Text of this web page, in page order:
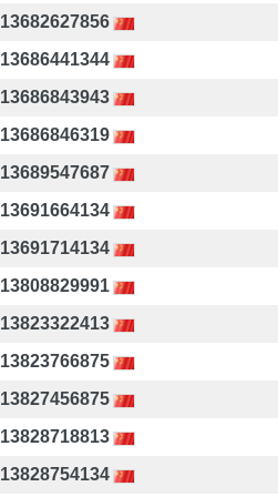
13682627856
13686441344
13686843943
13686846319
13689547687
13691664134
13691714134
13808829991
13823322413
13823766875
13827456875
13828718813
13828754134